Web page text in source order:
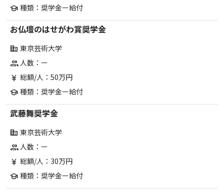
school 種類：奨学金ー給付
お仏壇のはせがわ賞奨学金
corporate_fare 東京芸術大学
group人数：ー
currency_yen 総額/人：50万円
school 種類：奨学金ー給付
武藤舞奨学金
corporate_fare 東京芸術大学
group人数：ー
currency_yen 総額/人：30万円
school 種類：奨学金ー給付